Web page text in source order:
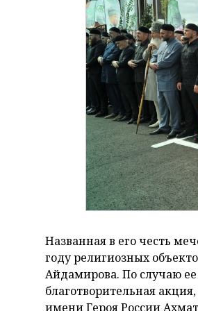
Названная в его честь
году религиозных
Айдамирова. По случаю
благотворительная
имени Героя России